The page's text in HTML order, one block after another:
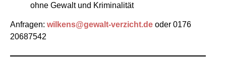
ohne Gewalt und Kriminalität
Anfragen: wilkens@gewalt-verzicht.de oder 0176
20687542